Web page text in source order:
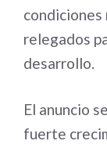
condiciones
relegados
desarrollo.
El anuncio
fuerte